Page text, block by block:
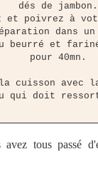
dés de jambon.
et poivrez à
dans un
beurré et
pour 40mn.
cuisson avec
qui doit
avez tous passé